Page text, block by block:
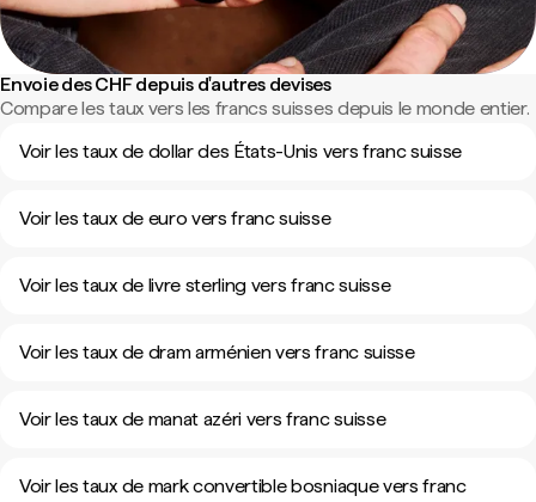
Envoie des CHF depuis d'autres devises
Compare les taux vers les francs suisses depuis le monde entier.
Voir les taux de dollar des États-Unis vers franc suisse
Voir les taux de euro vers franc suisse
Voir les taux de livre sterling vers franc suisse
Voir les taux de dram arménien vers franc suisse
Voir les taux de manat azéri vers franc suisse
Voir les taux de mark convertible bosniaque vers franc